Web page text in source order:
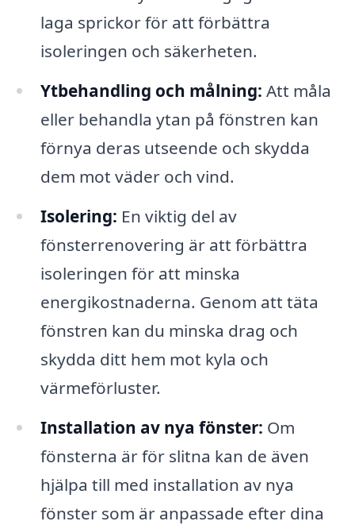
laga sprickor för att förbättra
isoleringen och säkerheten.
Ytbehandling och målning: Att måla
eller behandla ytan på fönstren kan
förnya deras utseende och skydda
dem mot väder och vind.
Isolering: En viktig del av
fönsterrenovering är att förbättra
isoleringen för att minska
energikostnaderna. Genom att täta
fönstren kan du minska drag och
skydda ditt hem mot kyla och
värmeförluster.
Installation av nya fönster: Om
fönsterna är för slitna kan de även
hjälpa till med installation av nya
fönster som är anpassade efter dina